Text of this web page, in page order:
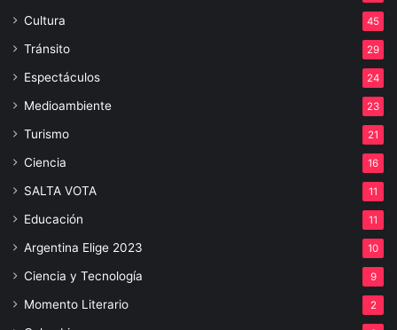
Cultura 45
Tránsito 29
Espectáculos 24
Medioambiente 23
Turismo 21
Ciencia 16
SALTA VOTA 11
Educación 11
Argentina Elige 2023 10
Ciencia y Tecnología 9
Momento Literario 2